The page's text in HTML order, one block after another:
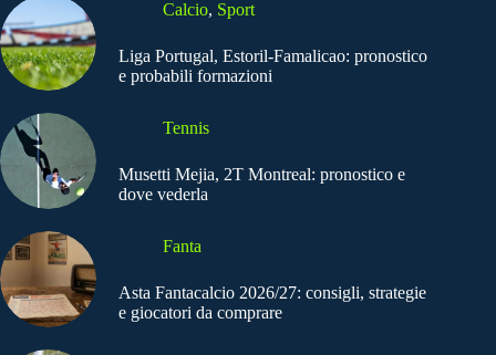
Calcio, Sport
Liga Portugal, Estoril-Famalicao: pronostico
e probabili formazioni
Tennis
Musetti Mejia, 2T Montreal: pronostico e
dove vederla
Fanta
Asta Fantacalcio 2026/27: consigli, strategie
e giocatori da comprare